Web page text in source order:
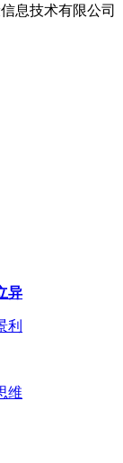
息技术有限公司
异
利
维